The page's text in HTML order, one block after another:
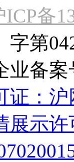
备
字第
备案
证：
展示许